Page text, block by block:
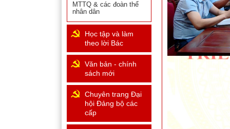
MTTQ & các đoàn thể
nhân dân
Học tập và làm
theo lời Bác
Văn bản - chính
sách mới
Chuyên trang Đại
hội Đảng bộ các
cấp